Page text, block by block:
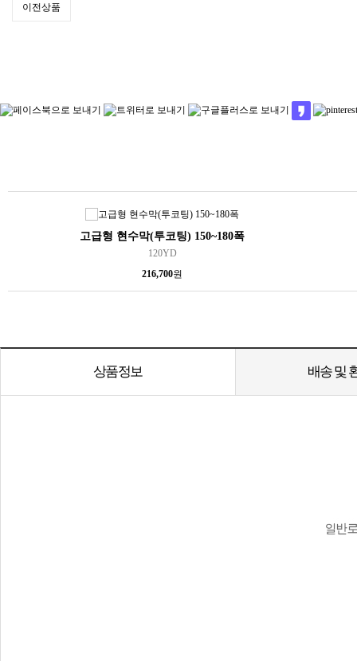
이전상품
판 양면 테이프
1T (50*100cm) / 2T (50*100cm) 각각 1box(100EA)
387,000원
상품정보 배송 및